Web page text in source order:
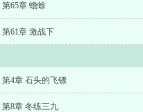
第65章 蟾蜍
第61章 激战下
第4章 石头的飞镖
第8章 冬练三九